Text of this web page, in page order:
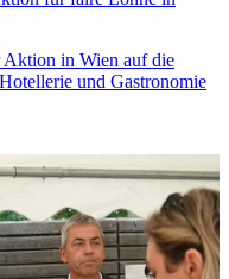
Aktion in Wien auf die
und Gastronomie